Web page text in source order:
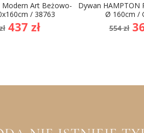
Modern Art Beżowo-
/ 38763
Cena
437 zł
Dywan HAMPTON
Ø 160cm /
Cena
554 zł